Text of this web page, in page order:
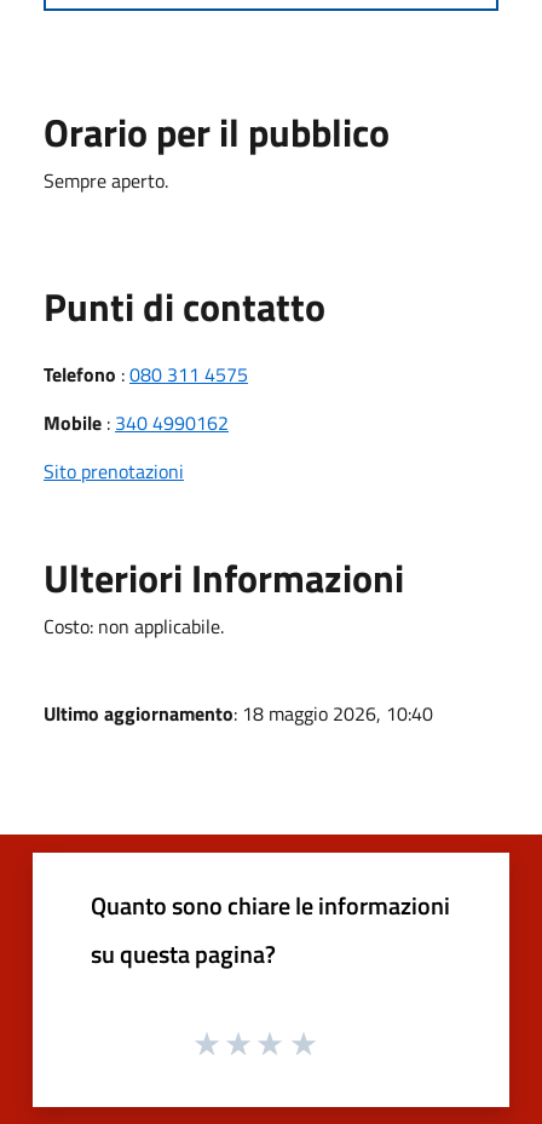
Orario per il pubblico
Sempre aperto.
Punti di contatto
Telefono :080 311 4575
Mobile : 340 4990162
Sito prenotazioni
Ulteriori Informazioni
Costo: non applicabile.
Ultimo aggiornamento: 18 maggio 2026, 10:40
Quanto sono chiare le informazioni
su questa pagina?